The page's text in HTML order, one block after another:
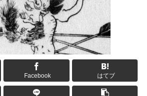
Facebook はてブ